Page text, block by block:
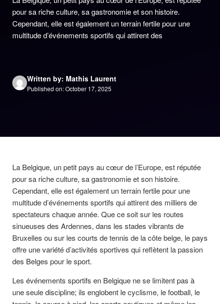
pour sa riche culture, sa gastronomie et son histoire.
Cependant, elle est également un terrain fertile pour une
multitude d’événements sportifs qui attirent des
Written by: Mathis Laurent
Published on: October 17, 2025
La Belgique, un petit pays au cœur de l’Europe, est réputée
pour sa riche culture, sa gastronomie et son histoire.
Cependant, elle est également un terrain fertile pour une
multitude d’événements sportifs qui attirent des milliers de
spectateurs chaque année. Que ce soit sur les routes
sinueuses des Ardennes, dans les stades vibrants de
Bruxelles ou sur les courts de tennis de la côte belge, le pays
offre une variété d’activités sportives qui reflètent la passion
des Belges pour le sport.
Les événements sportifs en Belgique ne se limitent pas à
une seule discipline; ils englobent le cyclisme, le football, le